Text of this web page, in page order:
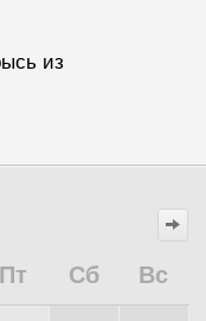
из
Пт Сб Вс